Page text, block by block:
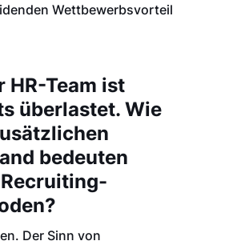
Wettbewerbsvorteil
HR-Team ist
überlastet. Wie
bedeuten
Der Sinn von